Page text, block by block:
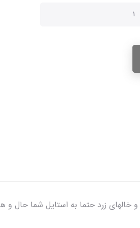
با زمینه ی آبی نفتی و خالهای زرد حتما به